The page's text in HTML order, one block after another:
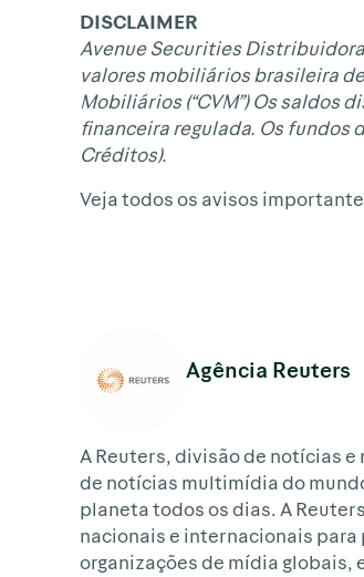
DISCLAIMER
Avenue Securities
valores mobiliários brasileira
Mobiliários (“CVM”) Os saldos
financeira regulada. Os fundos
Créditos).
Veja todos os avisos
Agência Reuters
A Reuters, divisão de notícias
de notícias multimídia do
planeta todos os dias. A
nacionais e internacionais
organizações de mídia globais,